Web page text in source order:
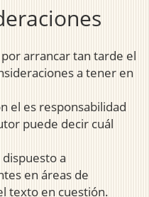
arrancar tan tarde el
a tener en
el es responsabilidad
puede decir cuál
a
en áreas de
texto en cuestión.